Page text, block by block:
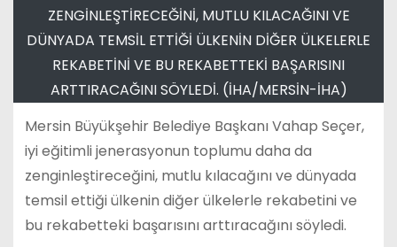
ZENGİNLEŞTİRECEĞİNİ, MUTLU KILACAĞINI VE
DÜNYADA TEMSİL ETTİĞİ ÜLKENİN DİĞER ÜLKELERLE
REKABETİNİ VE BU REKABETTEKİ BAŞARISINI
ARTTIRACAĞINI SÖYLEDİ. (İHA/MERSİN-İHA)
Mersin Büyükşehir Belediye Başkanı Vahap Seçer,
iyi eğitimli jenerasyonun toplumu daha da
zenginleştireceğini, mutlu kılacağını ve dünyada
temsil ettiği ülkenin diğer ülkelerle rekabetini ve
bu rekabetteki başarısını arttıracağını söyledi.